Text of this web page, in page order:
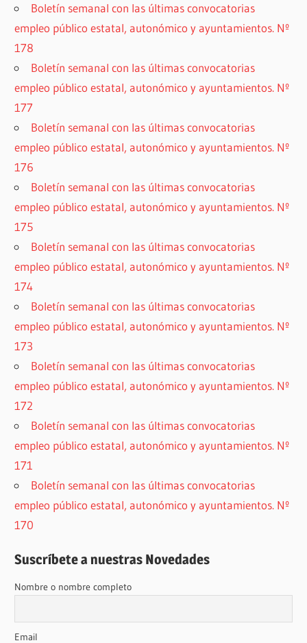
Boletín semanal con las últimas convocatorias
empleo público estatal, autonómico y ayuntamientos. Nº
178
Boletín semanal con las últimas convocatorias
empleo público estatal, autonómico y ayuntamientos. Nº
177
Boletín semanal con las últimas convocatorias
empleo público estatal, autonómico y ayuntamientos. Nº
176
Boletín semanal con las últimas convocatorias
empleo público estatal, autonómico y ayuntamientos. Nº
175
Boletín semanal con las últimas convocatorias
empleo público estatal, autonómico y ayuntamientos. Nº
174
Boletín semanal con las últimas convocatorias
empleo público estatal, autonómico y ayuntamientos. Nº
173
Boletín semanal con las últimas convocatorias
empleo público estatal, autonómico y ayuntamientos. Nº
172
Boletín semanal con las últimas convocatorias
empleo público estatal, autonómico y ayuntamientos. Nº
171
Boletín semanal con las últimas convocatorias
empleo público estatal, autonómico y ayuntamientos. Nº
170
Suscríbete a nuestras Novedades
Nombre o nombre completo
Email